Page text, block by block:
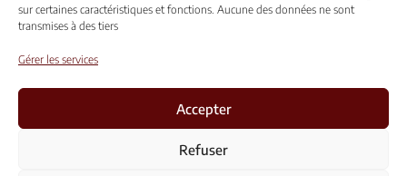
sur certaines caractéristiques et fonctions. Aucune des données ne sont
transmises à des tiers
Gérer les services
Accepter
Refuser
Conditions générales de vente et d’utilisation